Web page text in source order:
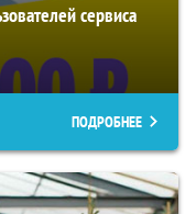
сервиса
ПОДРОБНЕЕ